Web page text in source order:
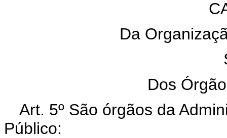
Da
Dos
Art. 5º São órgãos da
Público: